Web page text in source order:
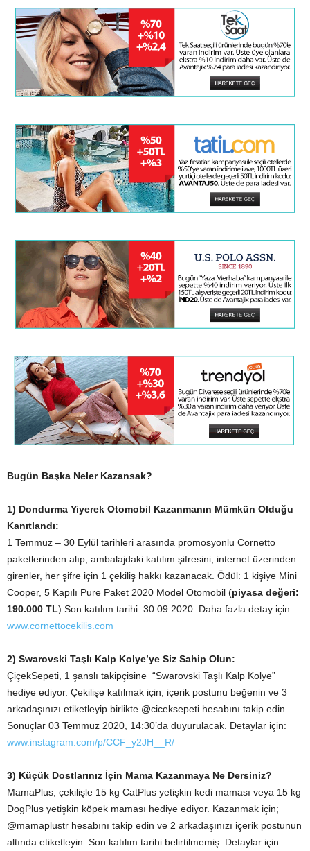
Bugün Başka Neler Kazansak?
1) Dondurma Yiyerek Otomobil Kazanmanın Mümkün Olduğu
Kanıtlandı:
1 Temmuz – 30 Eylül tarihleri arasında promosyonlu Cornetto
paketlerinden alıp, ambalajdaki katılım şifresini, internet üzerinden
girenler, her şifre için 1 çekiliş hakkı kazanacak. Ödül: 1 kişiye Mini
Cooper, 5 Kapılı Pure Paket 2020 Model Otomobil (piyasa değeri:
190.000 TL) Son katılım tarihi: 30.09.2020. Daha fazla detay için:
www.cornettocekilis.com
2) Swarovski Taşlı Kalp Kolye’ye Siz Sahip Olun:
ÇiçekSepeti, 1 şanslı takipçisine “Swarovski Taşlı Kalp Kolye”
hediye ediyor. Çekilişe katılmak için; içerik postunu beğenin ve 3
arkadaşınızı etiketleyip birlikte @ciceksepeti hesabını takip edin.
Sonuçlar 03 Temmuz 2020, 14:30’da duyurulacak. Detaylar için:
www.instagram.com/p/CCF_y2JH__R/
3) Küçük Dostlarınız İçin Mama Kazanmaya Ne Dersiniz?
MamaPlus, çekilişle 15 kg CatPlus yetişkin kedi maması veya 15 kg
DogPlus yetişkin köpek maması hediye ediyor. Kazanmak için;
@mamaplustr hesabını takip edin ve 2 arkadaşınızı içerik postunun
altında etiketleyin. Son katılım tarihi belirtilmemiş. Detaylar için: